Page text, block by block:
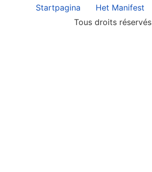
Startpagina
Het Manifest
Tous droits réservés